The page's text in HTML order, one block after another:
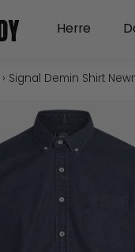
Herre Open
› Signal Demin Shirt